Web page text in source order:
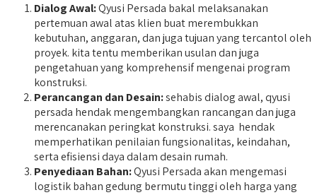
Dialog Awal:Qyusi Persada bakal melaksanakan
pertemuan awal atas klien buat merembukkan
kebutuhan, anggaran, dan juga tujuan yang tercantol oleh
proyek. kita tentu memberikan usulan dan juga
pengetahuan yang komprehensif mengenai program
konstruksi.
Perancangan dan Desain:sehabis dialog awal, qyusi
persada hendak mengembangkan rancangan dan juga
merencanakan peringkat konstruksi. saya hendak
memperhatikan penilaian fungsionalitas, keindahan,
serta efisiensi daya dalam desain rumah.
Penyediaan Bahan:Qyusi Persada akan mengemasi
logistik bahan gedung bermutu tinggi oleh harga yang